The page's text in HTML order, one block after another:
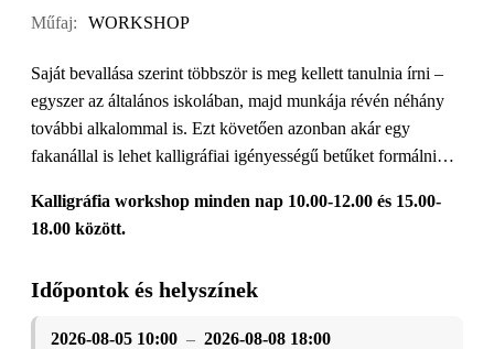
Műfaj:
WORKSHOP
Saját bevallása szerint többször is meg kellett tanulnia írni –
egyszer az általános iskolában, majd munkája révén néhány
további alkalommal is. Ezt követően azonban akár egy
fakanállal is lehet kalligráfiai igényességű betűket formálni…
Kalligráfia workshop minden nap 10.00-12.00 és 15.00-
18.00 között.
Időpontok és helyszínek
2026-08-05 10:00 – 2026-08-08 18:00